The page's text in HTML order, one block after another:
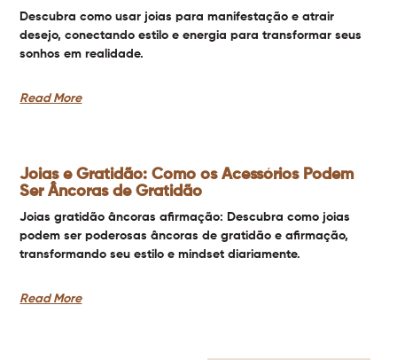
Descubra como usar joias para manifestação e atrair
desejo, conectando estilo e energia para transformar seus
sonhos em realidade.
Read More
Joias e Gratidão: Como os Acessórios Podem
Ser Âncoras de Gratidão
Joias gratidão âncoras afirmação: Descubra como joias
podem ser poderosas âncoras de gratidão e afirmação,
transformando seu estilo e mindset diariamente.
Read More